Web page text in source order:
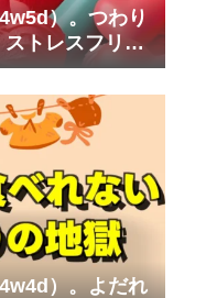
）。つわり
トレスフリー
）。よだれ